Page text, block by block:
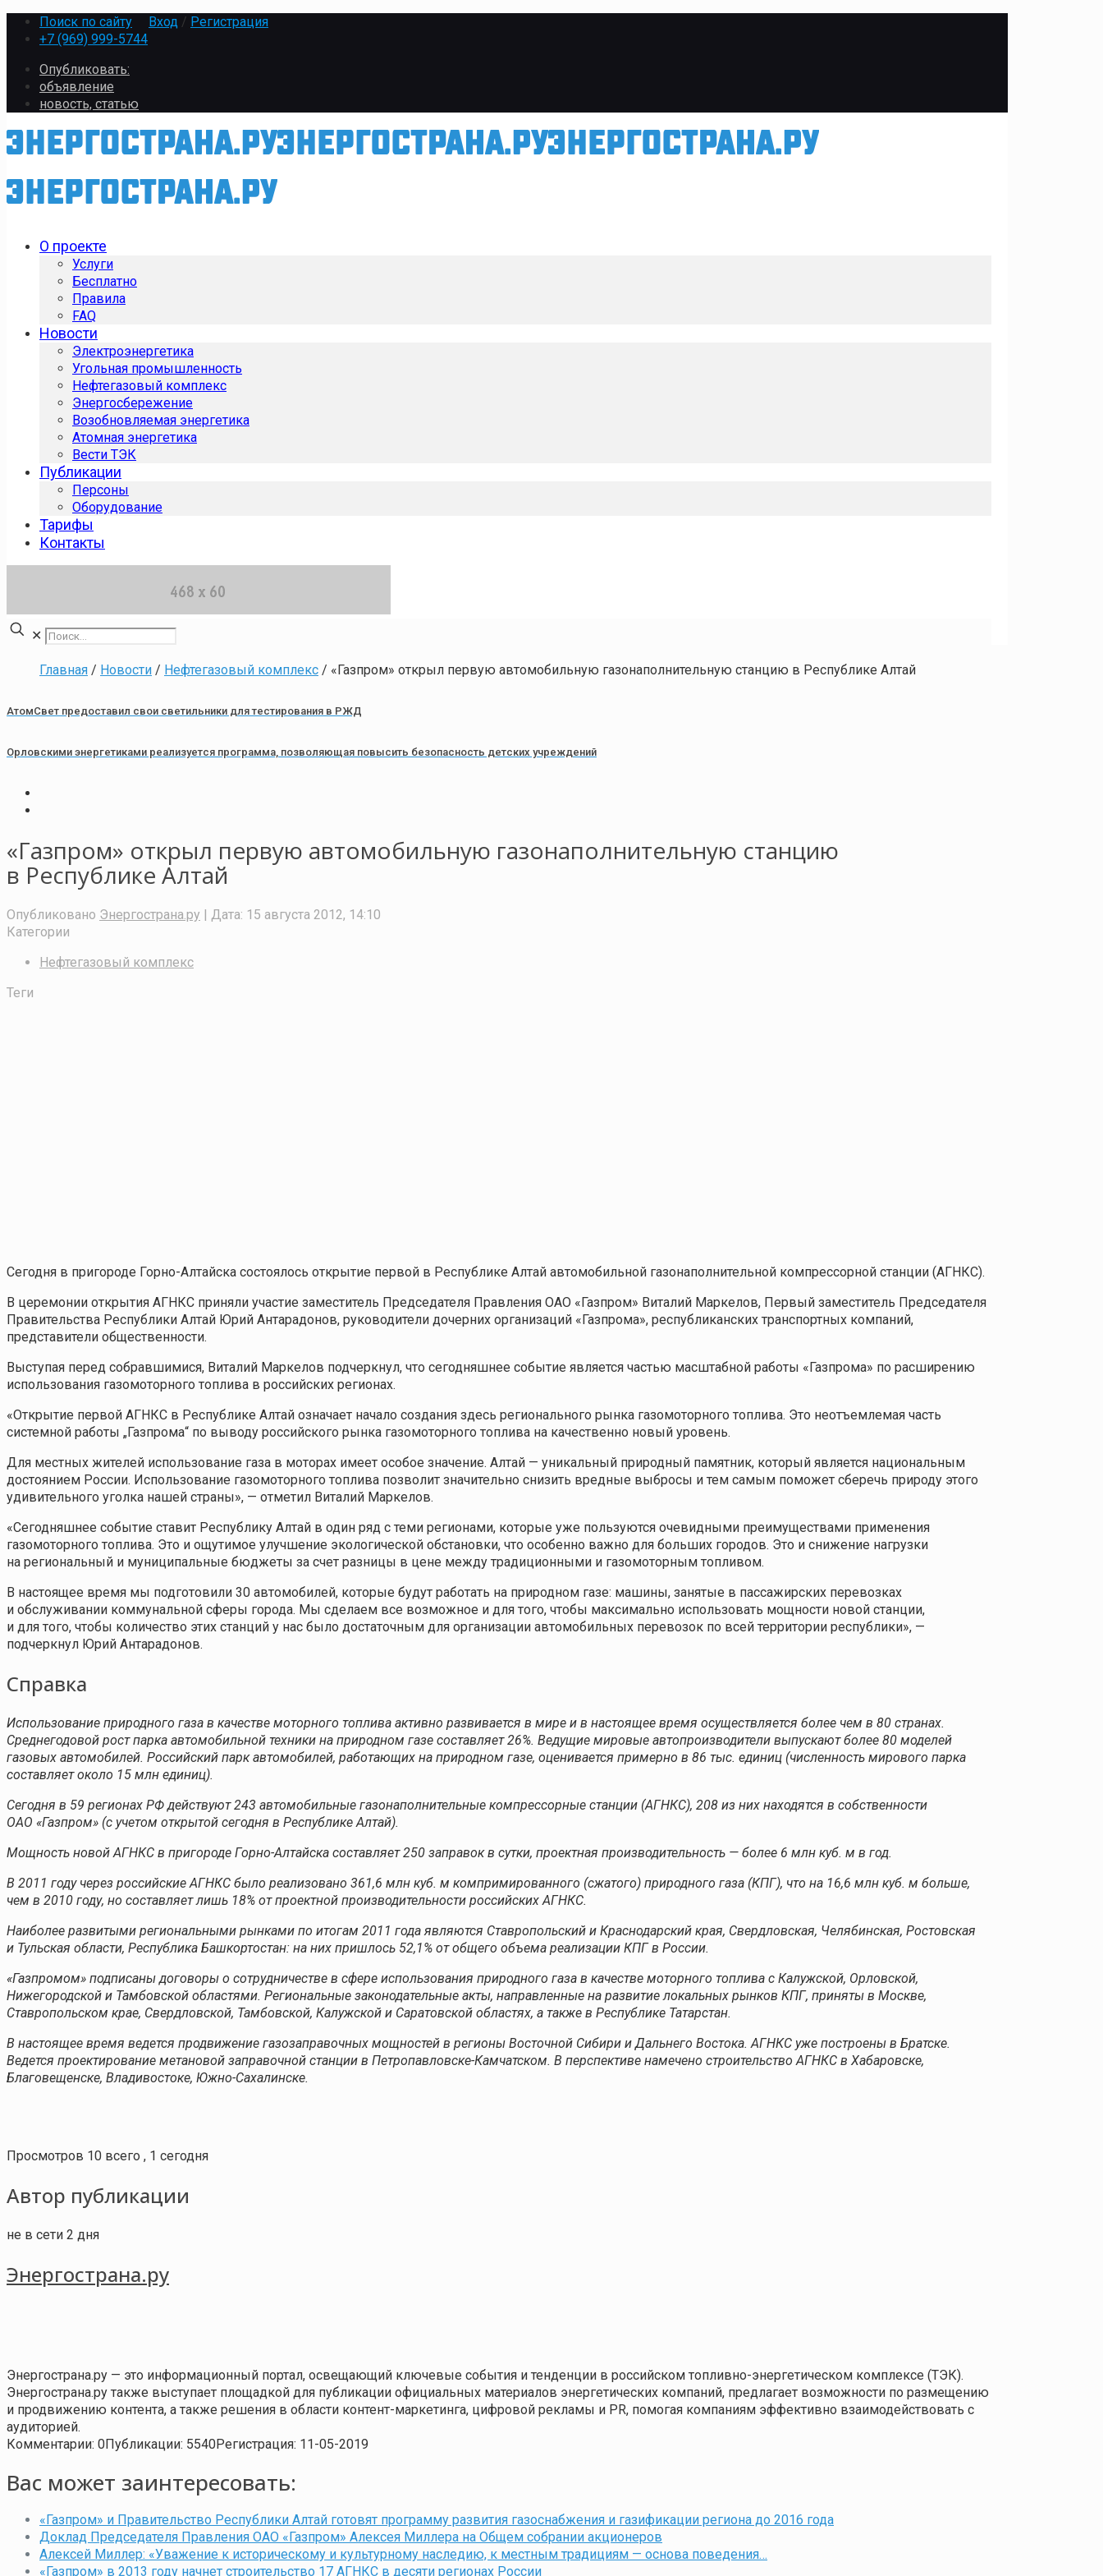
Поиск по сайту Вход / Регистрация
+7 (969) 999-5744
Опубликовать:
объявление
новость, статью
О проекте
Услуги
Бесплатно
Правила
FAQ
Новости
Электроэнергетика
Угольная промышленность
Нефтегазовый комплекс
Энергосбережение
Возобновляемая энергетика
Атомная энергетика
Вести ТЭК
Публикации
Персоны
Оборудование
Тарифы
Контакты
✕
Главная / Новости / Нефтегазовый комплекс / «Газпром» открыл первую автомобильную газонаполнительную станцию в Республике Алтай
АтомСвет предоставил свои светильники для тестирования в РЖД
Орловскими энергетиками реализуется программа, позволяющая повысить безопасность детских учреждений
«Газпром» открыл первую автомобильную газонаполнительную станцию
в Республике Алтай
Опубликовано Энергострана.ру | Дата: 15 августа 2012, 14:10
Категории
Нефтегазовый комплекс
Теги
Сегодня в пригороде Горно-Алтайска состоялось открытие первой в Республике Алтай автомобильной газонаполнительной компрессорной станции (АГНКС).
В церемонии открытия АГНКС приняли участие заместитель Председателя Правления ОАО «Газпром» Виталий Маркелов, Первый заместитель Председателя
Правительства Республики Алтай Юрий Антарадонов, руководители дочерних организаций «Газпрома», республиканских транспортных компаний,
представители общественности.
Выступая перед собравшимися, Виталий Маркелов подчеркнул, что сегодняшнее событие является частью масштабной работы «Газпрома» по расширению
использования газомоторного топлива в российских регионах.
«Открытие первой АГНКС в Республике Алтай означает начало создания здесь регионального рынка газомоторного топлива. Это неотъемлемая часть
системной работы „Газпрома“ по выводу российского рынка газомоторного топлива на качественно новый уровень.
Для местных жителей использование газа в моторах имеет особое значение. Алтай — уникальный природный памятник, который является национальным
достоянием России. Использование газомоторного топлива позволит значительно снизить вредные выбросы и тем самым поможет сберечь природу этого
удивительного уголка нашей страны», — отметил Виталий Маркелов.
«Сегодняшнее событие ставит Республику Алтай в один ряд с теми регионами, которые уже пользуются очевидными преимуществами применения
газомоторного топлива. Это и ощутимое улучшение экологической обстановки, что особенно важно для больших городов. Это и снижение нагрузки
на региональный и муниципальные бюджеты за счет разницы в цене между традиционными и газомоторным топливом.
В настоящее время мы подготовили 30 автомобилей, которые будут работать на природном газе: машины, занятые в пассажирских перевозках
и обслуживании коммунальной сферы города. Мы сделаем все возможное и для того, чтобы максимально использовать мощности новой станции,
и для того, чтобы количество этих станций у нас было достаточным для организации автомобильных перевозок по всей территории республики», —
подчеркнул Юрий Антарадонов.
Справка
Использование природного газа в качестве моторного топлива активно развивается в мире и в настоящее время осуществляется более чем в 80 странах.
Среднегодовой рост парка автомобильной техники на природном газе составляет 26%. Ведущие мировые автопроизводители выпускают более 80 моделей
газовых автомобилей. Российский парк автомобилей, работающих на природном газе, оценивается примерно в 86 тыс. единиц (численность мирового парка
составляет около 15 млн единиц).
Сегодня в 59 регионах РФ действуют 243 автомобильные газонаполнительные компрессорные станции (АГНКС), 208 из них находятся в собственности
ОАО «Газпром» (с учетом открытой сегодня в Республике Алтай).
Мощность новой АГНКС в пригороде Горно-Алтайска составляет 250 заправок в сутки, проектная производительность — более 6 млн куб. м в год.
В 2011 году через российские АГНКС было реализовано 361,6 млн куб. м компримированного (сжатого) природного газа (КПГ), что на 16,6 млн куб. м больше,
чем в 2010 году, но составляет лишь 18% от проектной производительности российских АГНКС.
Наиболее развитыми региональными рынками по итогам 2011 года являются Ставропольский и Краснодарский края, Свердловская, Челябинская, Ростовская
и Тульская области, Республика Башкортостан: на них пришлось 52,1% от общего объема реализации КПГ в России.
«Газпромом» подписаны договоры о сотрудничестве в сфере использования природного газа в качестве моторного топлива с Калужской, Орловской,
Нижегородской и Тамбовской областями. Региональные законодательные акты, направленные на развитие локальных рынков КПГ, приняты в Москве,
Ставропольском крае, Свердловской, Тамбовской, Калужской и Саратовской областях, а также в Республике Татарстан.
В настоящее время ведется продвижение газозаправочных мощностей в регионы Восточной Сибири и Дальнего Востока. АГНКС уже построены в Братске.
Ведется проектирование метановой заправочной станции в Петропавловске-Камчатском. В перспективе намечено строительство АГНКС в Хабаровске,
Благовещенске, Владивостоке, Южно-Сахалинске.
Просмотров 10 всего , 1 сегодня
Автор публикации
не в сети 2 дня
Энергострана.ру
Энергострана.ру — это информационный портал, освещающий ключевые события и тенденции в российском топливно-энергетическом комплексе (ТЭК).
Энергострана.ру также выступает площадкой для публикации официальных материалов энергетических компаний, предлагает возможности по размещению
и продвижению контента, а также решения в области контент-маркетинга, цифровой рекламы и PR, помогая компаниям эффективно взаимодействовать с
аудиторией.
Комментарии: 0Публикации: 5540Регистрация: 11-05-2019
Вас может заинтересовать:
«Газпром» и Правительство Республики Алтай готовят программу развития газоснабжения и газификации региона до 2016 года
Доклад Председателя Правления ОАО «Газпром» Алексея Миллера на Общем собрании акционеров
Алексей Миллер: «Уважение к историческому и культурному наследию, к местным традициям — основа поведения…
«Газпром» в 2013 году начнет строительство 17 АГНКС в десяти регионах России